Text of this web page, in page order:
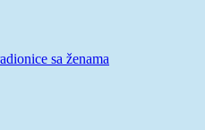
sa ženama